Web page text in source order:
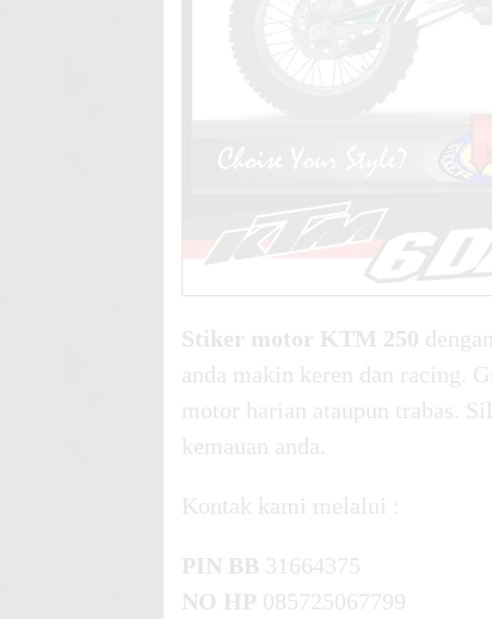
Stiker motor KTM 250
anda makin keren dan racing.
motor harian ataupun trabas.
kemauan anda.
Kontak kami melalui :
PIN BB 31664375
NO HP 085725067799